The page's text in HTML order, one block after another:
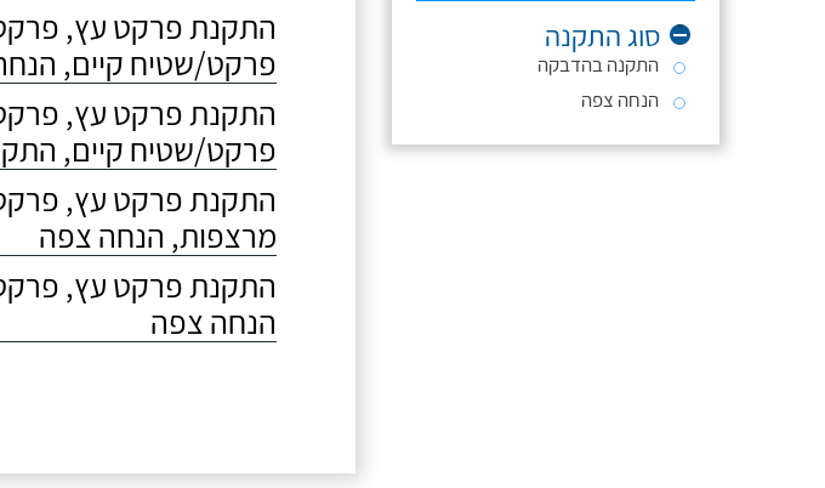
סוג התקנה
התקנה בהדבקה
הנחה צפה
התקנת פרקט עץ,
פרקט/שטיח קיים,
התקנת פרקט עץ,
פרקט/שטיח קיים,
התקנת פרקט עץ,
מרצפות, הנחה צפה
התקנת פרקט עץ, פרקט
הנחה צפה